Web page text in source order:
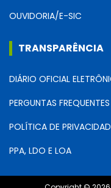
OUVIDORIA/E-SIC
TRANSPARÊNCIA
DIÁRIO OFICIAL
PERGUNTAS FREQUENTES
POLÍTICA DE
PPA, LDO E LOA